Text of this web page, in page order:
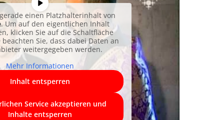
einen Platzhalterinhalt von
. Um auf den eigentlichen Inhalt
klicken Sie auf die Schaltfläche
Sie, dass dabei Daten an
weitergegeben werden.
Mehr Informationen
Inhalt entsperren
Service akzeptieren und
Inhalte entsperren